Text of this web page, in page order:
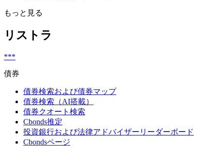
もっと見る
リストラ
***
債券
債券検索および債券マップ
債券検索（AI搭載）
債券クオート検索
Cbonds推定
投資銀行および法律アドバイザーリーダーボード
Cbondsページ